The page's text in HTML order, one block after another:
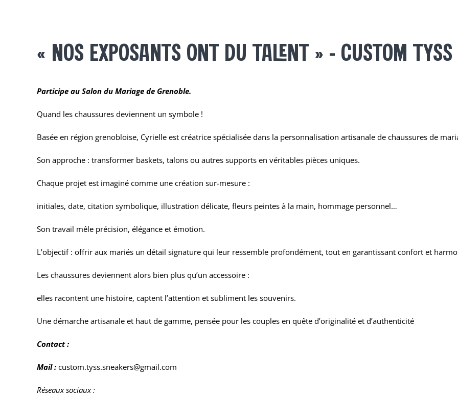
« NOS EXPOSANTS ONT DU TALENT » – CUSTOM
Participe au Salon du Mariage de Grenoble.
Quand les chaussures deviennent un symbole !
Basée en région grenobloise, Cyrielle est créatrice spécialisée dans la personnalisation artisanale de chaussures de
Son approche : transformer baskets, talons ou autres supports en véritables pièces uniques.
Chaque projet est imaginé comme une création sur-mesure :
initiales, date, citation symbolique, illustration délicate, fleurs peintes à la main, hommage personnel…
Son travail mêle précision, élégance et émotion.
L’objectif : offrir aux mariés un détail signature qui leur ressemble profondément, tout en garantissant confort et
Les chaussures deviennent alors bien plus qu’un accessoire :
elles racontent une histoire, captent l’attention et subliment les souvenirs.
Une démarche artisanale et haut de gamme, pensée pour les couples en quête d’originalité et d’authenticité
Contact :
Mail : custom.tyss.sneakers@gmail.com
Réseaux sociaux :